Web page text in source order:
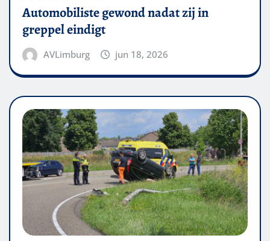
Automobiliste gewond nadat zij in
greppel eindigt
AVLimburg jun 18, 2026